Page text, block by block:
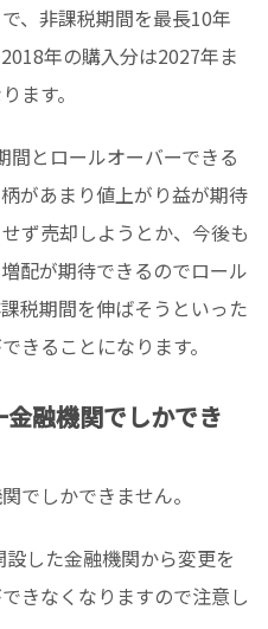
、非課税期間を最長10年
年の購入分は2027年ま
ます。
間とロールオーバーできる
があまり値上がり益が期待
ず売却しようとか、今後も
配が期待できるのでロール
税期間を伸ばそうといった
きることになります。
融機関でしかでき
でしかできません。
した金融機関から変更を
きなくなりますので注意し